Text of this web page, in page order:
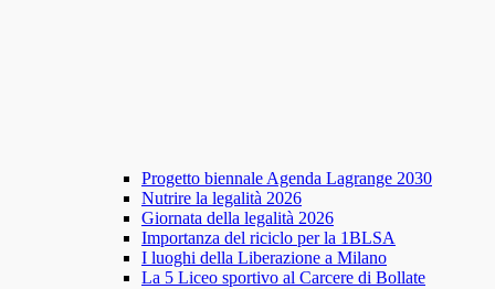
Progetto biennale Agenda Lagrange 2030
Nutrire la legalità 2026
Giornata della legalità 2026
Importanza del riciclo per la 1BLSA
I luoghi della Liberazione a Milano
La 5 Liceo sportivo al Carcere di Bollate